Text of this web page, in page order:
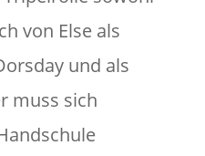
von Else als
und als
muss sich